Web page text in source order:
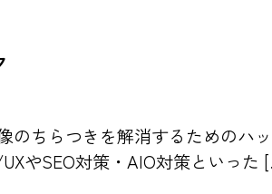
のちらつきを解消するためのハ
やSEO対策・AIO対策といった